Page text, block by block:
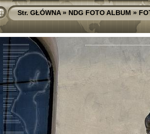
Str. GŁÓWNA»NDG FOTO ALBUM»